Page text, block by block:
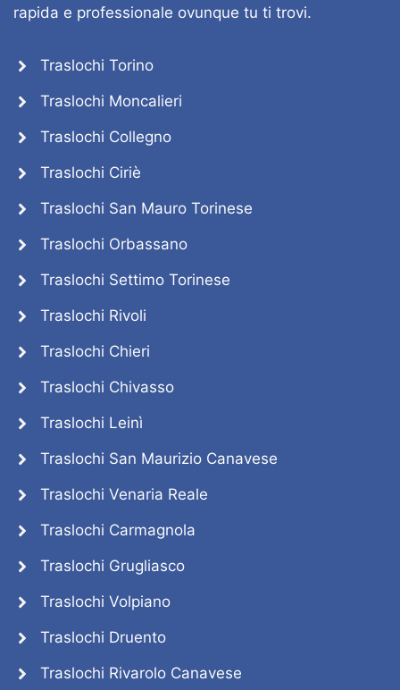
rapida e professionale ovunque tu ti trovi.
Traslochi Torino
Traslochi Moncalieri
Traslochi Collegno
Traslochi Ciriè
Traslochi San Mauro Torinese
Traslochi Orbassano
Traslochi Settimo Torinese
Traslochi Rivoli
Traslochi Chieri
Traslochi Chivasso
Traslochi Leinì
Traslochi San Maurizio Canavese
Traslochi Venaria Reale
Traslochi Carmagnola
Traslochi Grugliasco
Traslochi Volpiano
Traslochi Druento
Traslochi Rivarolo Canavese